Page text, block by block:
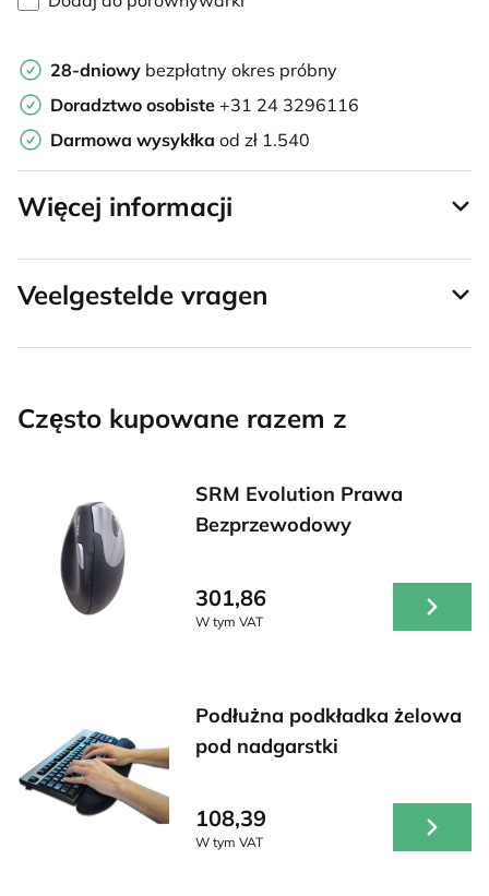
28-dniowy bezpłatny okres próbny
Doradztwo osobiste +31 24 3296116
Darmowa wysykłka od zł 1.540
Więcej informacji
Veelgestelde vragen
Często kupowane razem z
SRM Evolution Prawa
Bezprzewodowy
301,86
W tym VAT
Podłużna podkładka żelowa
pod nadgarstki
108,39
W tym VAT